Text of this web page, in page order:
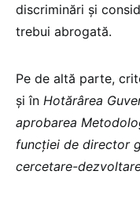
discriminări și
trebui abrogată.
Pe de altă parte,
și în Hotărârea
aprobarea
funcției de director
cercetare-